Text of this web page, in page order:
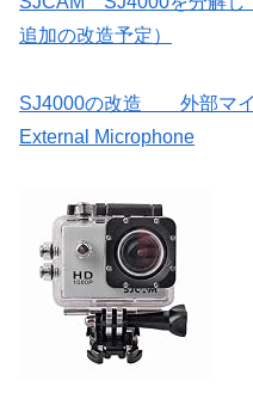
追加の改造予定）
SJ4000の改造 外部マイ
External Microphone